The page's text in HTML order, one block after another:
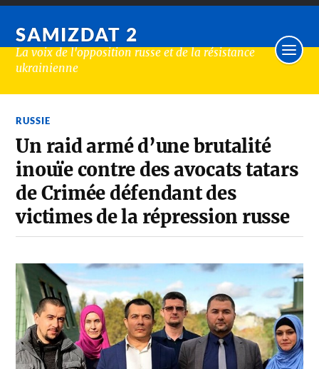
SAMIZDAT 2
La voix de l'opposition russe et de la résistance
ukrainienne
RUSSIE
Un raid armé d’une brutalité
inouïe contre des avocats tatars
de Crimée défendant des
victimes de la répression russe